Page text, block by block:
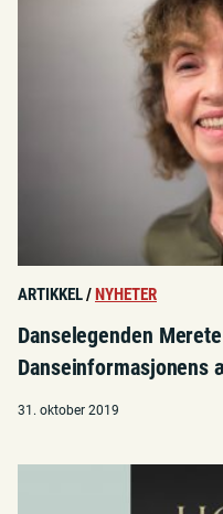
ARTIKKEL/NYHETER
Danselegenden
Danseinformasjonens
31. oktober 2019